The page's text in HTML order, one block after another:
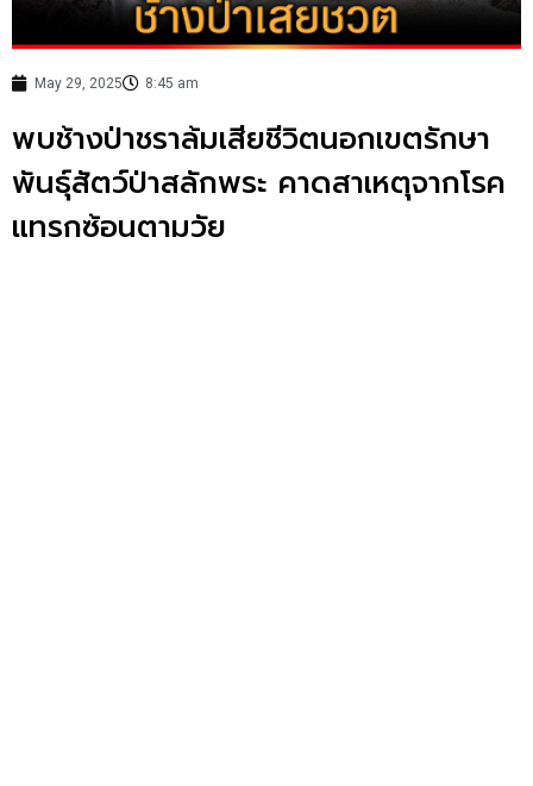
May 29, 2025 8:45 am
พบช้างป่าชราล้มเสียชีวิตนอกเขตรักษา
พันธุ์สัตว์ป่าสลักพระ คาดสาเหตุจากโรค
แทรกซ้อนตามวัย